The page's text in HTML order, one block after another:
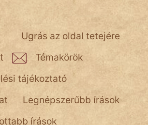
Ugrás az oldal tetejére
Témakörök
tájékoztató
Legnépszerűbb írások
írások